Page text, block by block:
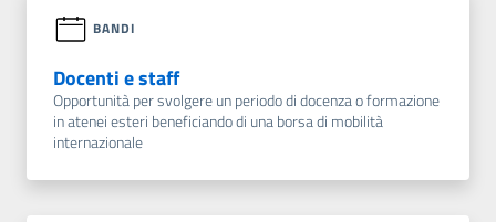
BANDI
Docenti e staff
Opportunità per svolgere un periodo di docenza o formazione
in atenei esteri beneficiando di una borsa di mobilità
internazionale